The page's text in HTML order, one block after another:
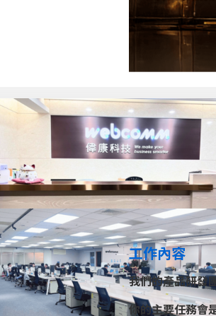
工作內容
我們的產品研發
你的主要任務會